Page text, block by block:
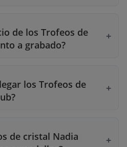
de los Trofeos de
a grabado?
los Trofeos de
de cristal Nadia